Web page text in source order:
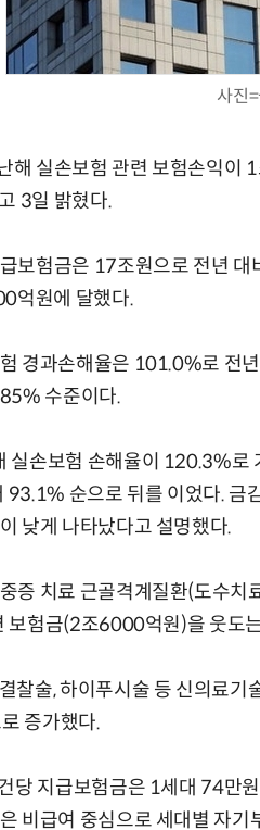
사진
해 실손보험 관련 보험손익이
3일 밝혔다.
보험금은 17조원으로 전년
억원에 달했다.
경과손해율은 101.0%로 전
수준이다.
실손보험 손해율이 120.3%
순으로 뒤를 이었다. 금
낮게 나타났다고 설명했다.
증 치료 근골격계질환(도수
보험금(2조6000억원)을 웃도
찰술, 하이푸시술 등 신의료
증가했다.
당 지급보험금은 1세대 74만
비급여 중심으로 세대별 자